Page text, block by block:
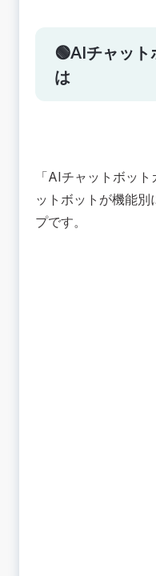
🟢AIチャット
は
「AIチャットボッ
ットボットが機能別
プです。